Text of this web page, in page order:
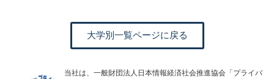
大学別一覧ページに戻る
当社は、一般財団法人日本情報経済社会推進協会「プライバ